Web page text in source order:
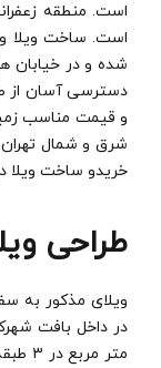
است. منطقه
است. ساخت ویلا و
شده و در خیابان
دسترسی آسان از
و قیمت مناسب
شرق و شمال تهران
خریدو ساخت ویلا
طراحی
ویلای مذکور به